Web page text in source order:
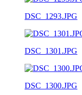
DSC_1293.JPG
DSC_1301.JPG
DSC_1300.JPG